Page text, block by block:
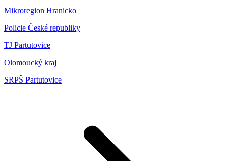
Mikroregion Hranicko
Policie České republiky
TJ Partutovice
Olomoucký kraj
SRPŠ Partutovice